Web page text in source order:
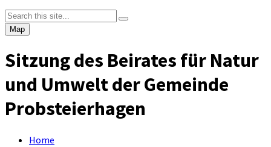
Map
Sitzung des Beirates für Natur
und Umwelt der Gemeinde
Probsteierhagen
Home